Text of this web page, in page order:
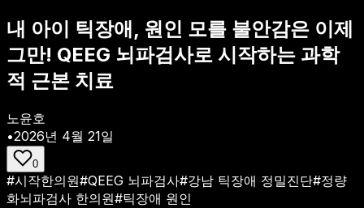
내 아이 틱장애, 원인 모를 불안감은 이제
그만! QEEG 뇌파검사로 시작하는 과학
적 근본 치료
노윤호
•2026년 4월 21일
0
#시작한의원#QEEG 뇌파검사#강남 틱장애 정밀진단#정량
화뇌파검사 한의원#틱장애 원인